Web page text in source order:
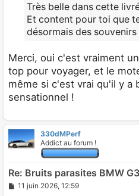
Très belle dans cette
Et content pour toi que
désormais des souvenirs
Merci, oui c'est vraiment
top pour voyager, et le
même si c'est vrai qu'il y a
sensationnel !
330dMPerf
Addict au forum !
Re: Bruits parasites BMW
M
11 juin 2026, 12:59